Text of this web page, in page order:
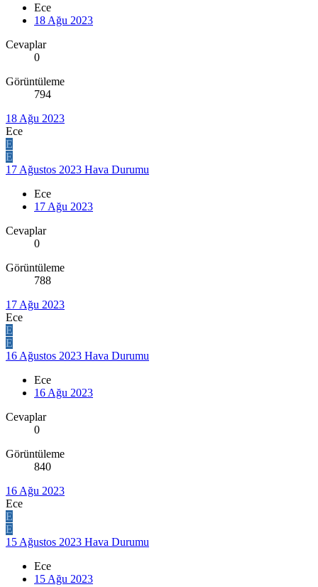
Ece
18 Ağu 2023
Cevaplar
0
Görüntüleme
794
18 Ağu 2023
Ece
E
E
17 Ağustos 2023 Hava Durumu
Ece
17 Ağu 2023
Cevaplar
0
Görüntüleme
788
17 Ağu 2023
Ece
E
E
16 Ağustos 2023 Hava Durumu
Ece
16 Ağu 2023
Cevaplar
0
Görüntüleme
840
16 Ağu 2023
Ece
E
E
15 Ağustos 2023 Hava Durumu
Ece
15 Ağu 2023